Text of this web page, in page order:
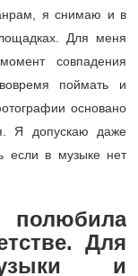
я снимаю и в
Для меня
совпадения
поймать и
основано
Я допускаю даже
если в музыке нет
Для
и